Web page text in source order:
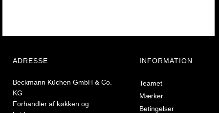
ADRESSE
Beckmann Küchen GmbH & Co.
KG
Forhandler af køkken og
INFORMATION
Teamet
Mærker
Betingelser